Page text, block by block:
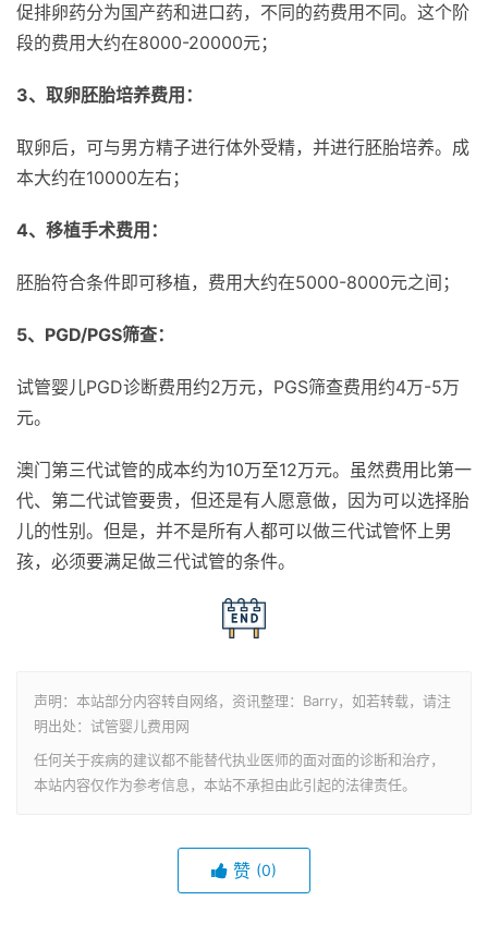
促排卵药分为国产药和进口药，不同的药费用不同。这个阶
段的费用大约在8000-20000元；
3、取卵胚胎培养费用：
取卵后，可与男方精子进行体外受精，并进行胚胎培养。成
本大约在10000左右；
4、移植手术费用：
胚胎符合条件即可移植，费用大约在5000-8000元之间；
5、PGD/PGS筛查：
试管婴儿PGD诊断费用约2万元，PGS筛查费用约4万-5万
元。
澳门第三代试管的成本约为10万至12万元。虽然费用比第一
代、第二代试管要贵，但还是有人愿意做，因为可以选择胎
儿的性别。但是，并不是所有人都可以做三代试管怀上男
孩，必须要满足做三代试管的条件。
声明：本站部分内容转自网络，资讯整理：Barry，如若转载，请注
明出处：试管婴儿费用网
任何关于疾病的建议都不能替代执业医师的面对面的诊断和治疗，
本站内容仅作为参考信息，本站不承担由此引起的法律责任。
赞 (0)